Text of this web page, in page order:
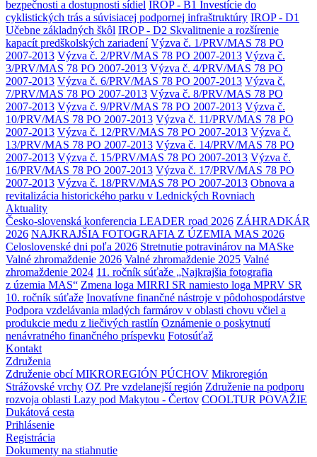
bezpečnosti a dostupnosti sídiel IROP - B1 Investície do
cyklistických trás a súvisiacej podpornej infraštruktúry IROP - D1
Učebne základných škôl IROP - D2 Skvalitnenie a rozšírenie
kapacít predškolských zariadení Výzva č. 1/PRV/MAS 78 PO
2007-2013 Výzva č. 2/PRV/MAS 78 PO 2007-2013 Výzva č.
3/PRV/MAS 78 PO 2007-2013 Výzva č. 4/PRV/MAS 78 PO
2007-2013 Výzva č. 6/PRV/MAS 78 PO 2007-2013 Výzva č.
7/PRV/MAS 78 PO 2007-2013 Výzva č. 8/PRV/MAS 78 PO
2007-2013 Výzva č. 9/PRV/MAS 78 PO 2007-2013 Výzva č.
10/PRV/MAS 78 PO 2007-2013 Výzva č. 11/PRV/MAS 78 PO
2007-2013 Výzva č. 12/PRV/MAS 78 PO 2007-2013 Výzva č.
13/PRV/MAS 78 PO 2007-2013 Výzva č. 14/PRV/MAS 78 PO
2007-2013 Výzva č. 15/PRV/MAS 78 PO 2007-2013 Výzva č.
16/PRV/MAS 78 PO 2007-2013 Výzva č. 17/PRV/MAS 78 PO
2007-2013 Výzva č. 18/PRV/MAS 78 PO 2007-2013 Obnova a
revitalizácia historického parku v Lednických Rovniach
Aktuality
Česko-slovenská konferencia LEADER road 2026 ZÁHRADKÁR
2026 NAJKRAJŠIA FOTOGRAFIA Z ÚZEMIA MAS 2026
Celoslovenské dni poľa 2026 Stretnutie potravinárov na MASke
Valné zhromaždenie 2026 Valné zhromaždenie 2025 Valné
zhromaždenie 2024 11. ročník súťaže „Najkrajšia fotografia
z územia MAS“ Zmena loga MIRRI SR namiesto loga MPRV SR
10. ročník súťaže Inovatívne finančné nástroje v pôdohospodárstve
Podpora vzdelávania mladých farmárov v oblasti chovu včiel a
produkcie medu z liečivých rastlín Oznámenie o poskytnutí
nenávratného finančného príspevku Fotosúťaž
Kontakt
Združenia
Združenie obcí MIKROREGIÓN PÚCHOV Mikroregión
Strážovské vrchy OZ Pre vzdelanejší región Združenie na podporu
rozvoja oblasti Lazy pod Makytou - Čertov COOLTUR POVAŽIE
Dukátová cesta
Prihlásenie
Registrácia
Dokumenty na stiahnutie